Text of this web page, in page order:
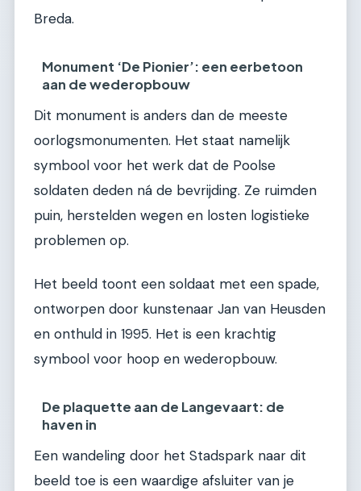
Breda.
Monument ‘De Pionier’: een eerbetoon
aan de wederopbouw
Dit monument is anders dan de meeste
oorlogsmonumenten. Het staat namelijk
symbool voor het werk dat de Poolse
soldaten deden ná de bevrijding. Ze ruimden
puin, herstelden wegen en losten logistieke
problemen op.
Het beeld toont een soldaat met een spade,
ontworpen door kunstenaar Jan van Heusden
en onthuld in 1995. Het is een krachtig
symbool voor hoop en wederopbouw.
De plaquette aan de Langevaart: de
haven in
Een wandeling door het Stadspark naar dit
beeld toe is een waardige afsluiter van je